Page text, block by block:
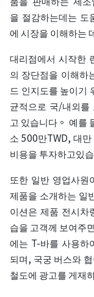
을 절감하는데는 도
에 시장을 이해하는
대리점에서 시작한
의 장단점을 이해하
드 인지도를 높이기
균적으로 국/내외
고 있습니다。 예를
소 500만TWD, 대
비용을 투자하고있
또한 일반 영업사원
제품을 소개하는 일
이션은 제품 전시차
습을 고객께 보여주
에는 T-바를 사용하
되며, 국궁 버스와
철도에 광고를 게재